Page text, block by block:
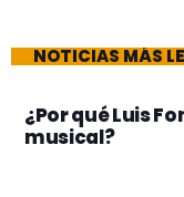
NOTICIAS MÁS
¿Por qué Luis
musical?